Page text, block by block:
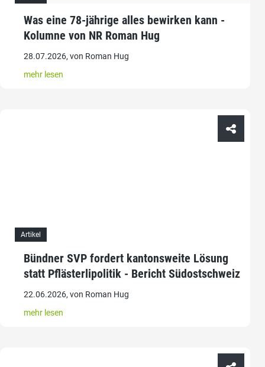
Was eine 78-jährige alles bewirken kann -
Kolumne von NR Roman Hug
28.07.2026, von Roman Hug
mehr lesen
Artikel
Bündner SVP fordert kantonsweite Lösung
statt Pflästerlipolitik - Bericht Südostschweiz
22.06.2026, von Roman Hug
mehr lesen